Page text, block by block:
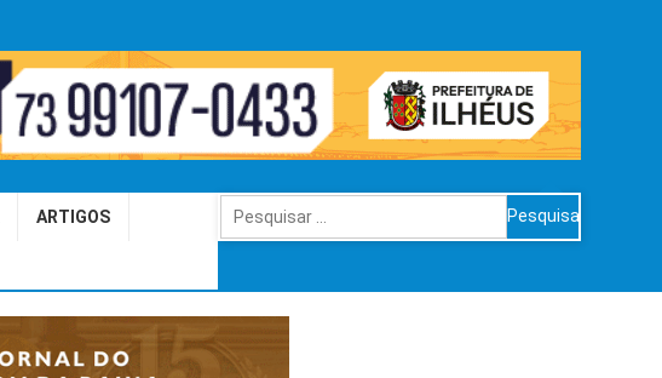
ARTIGOS
Pesquisar
por: